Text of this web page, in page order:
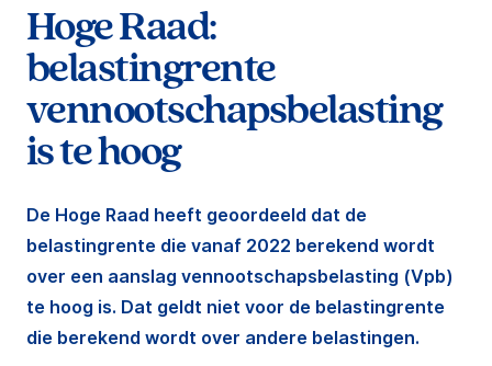
Hoge Raad:
belastingrente
vennootschapsbelasting
is te hoog
De Hoge Raad heeft geoordeeld dat de
belastingrente die vanaf 2022 berekend wordt
over een aanslag vennootschapsbelasting (Vpb)
te hoog is. Dat geldt niet voor de belastingrente
die berekend wordt over andere belastingen.